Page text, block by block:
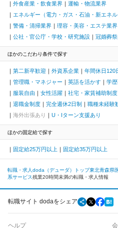
外食産業・飲食業界
運輸・物流業界
エネルギー（電力・ガス・石油・新エネ
警備・清掃業界
理容・美容・エステ業界
公社・官公庁・学校・研究施設
冠婚葬
ほかのこだわり条件で探す
第二新卒歓迎 外資系企業 年間休日120
管理職・マネジャー
英語を活かす 学
服装自由
女性活躍 社宅・家賃補助制度
退職金制度
完全週休2日制 職種未経験
海外出張あり
U・Iターン支援あり
ほかの固定給で探す
固定給25万円以上 固定給35万円以上
転職・求人doda（デューダ）トップ東北青森県
系サービス残業20時間未満の転職・求人情報
転職サイト dodaをシェア
ヘルプ